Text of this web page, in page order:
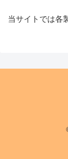
当サイトでは各